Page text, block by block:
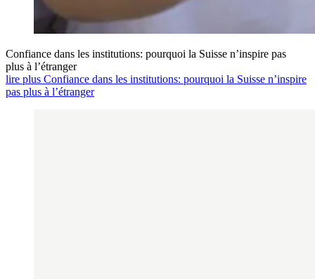
Confiance dans les institutions: pourquoi la Suisse n’inspire pas
plus à l’étranger
lire plus Confiance dans les institutions: pourquoi la Suisse n’inspire
pas plus à l’étranger